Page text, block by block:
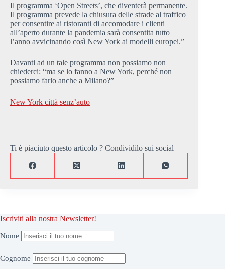
Il programma ‘Open Streets’, che diventerà permanente.
Il programma prevede la chiusura delle strade al traffico
per consentire ai ristoranti di accomodare i clienti
all’aperto durante la pandemia sarà consentita tutto
l’anno avvicinando così New York ai modelli europei.”
Davanti ad un tale programma non possiamo non
chiederci: “ma se lo fanno a New York, perché non
possiamo farlo anche a Milano?”
New York città senz’auto
Ti è piaciuto questo articolo ? Condividilo sui social
Iscriviti alla nostra Newsletter!
Nome
Cognome